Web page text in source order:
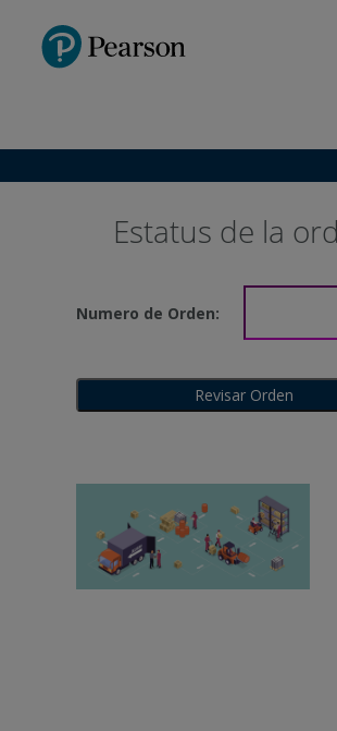
Pearson
Estatus de la
Numero de Orden: